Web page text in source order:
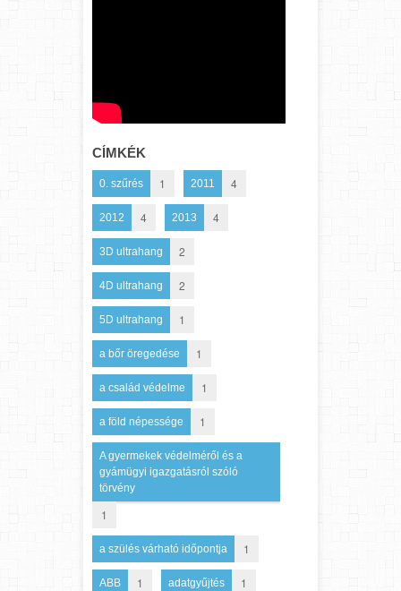
CÍMKÉK
0. szűrés 1 2011 4
2012 4 2013 4
3D ultrahang 2
4D ultrahang 2
5D ultrahang 1
a bőr öregedése 1
a család védelme 1
a föld népessége 1
A gyermekek védelméről és a
gyámügyi igazgatásról szóló
törvény
1
a szülés várható időpontja 1
ABB 1 adatgyűjtés 1